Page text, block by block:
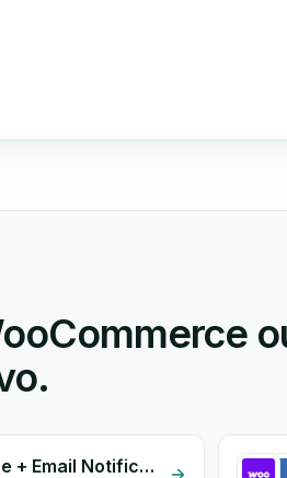
WooCommerce + Email Notifications by eGrow